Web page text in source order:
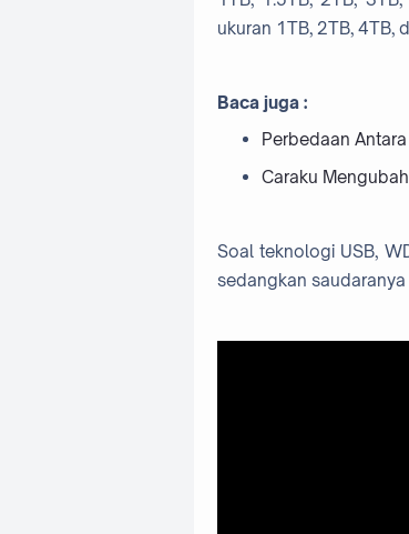
ukuran 1TB, 2TB, 4TB,
Baca juga :
Perbedaan Antara
Caraku
Soal teknologi USB,
sedangkan